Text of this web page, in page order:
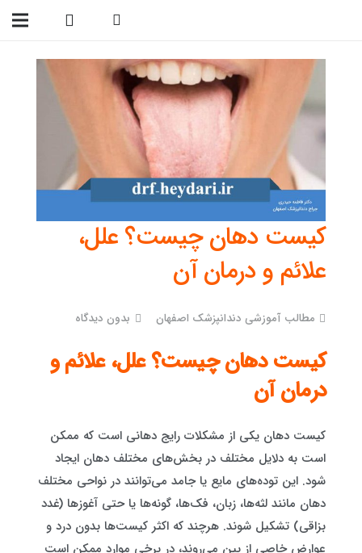
کیست دهان چیست؟ علل،
علائم و درمان آن
مطالب آموزشی دندانپزشک اصفهان بدون دیدگاه
کیست دهان چیست؟ علل، علائم و
درمان آن
کیست دهان یکی از مشکلات رایج دهانی است که ممکن
است به دلایل مختلف در بخش‌های مختلف دهان ایجاد
شود. این توده‌های مایع یا جامد می‌توانند در نواحی مختلف
دهان مانند لثه‌ها، زبان، فک‌ها، گونه‌ها یا حتی آغوزها (غدد
بزاقی) تشکیل شوند. هرچند که اکثر کیست‌ها بدون درد و
عوارض خاصی از بین می‌روند، در برخی موارد ممکن است